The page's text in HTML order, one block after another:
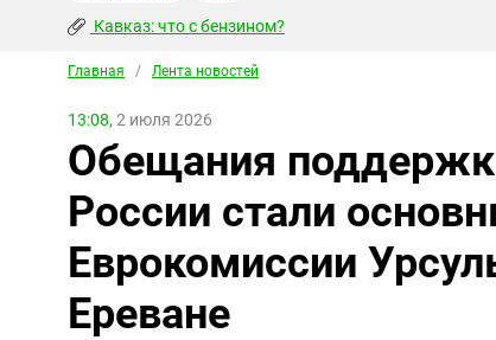
Кавказ: что с бензином?
Главная / Лента новостей
13:08, 2 июля 2026
Обещания
России стали
Еврокомиссии
Ереване